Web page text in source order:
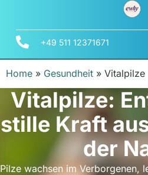
+49 511 12371671
Home » Gesundheit » Vitalpilze
Vitalpilze:
stille Kraft
der
Pilze wachsen im Verborgenen,